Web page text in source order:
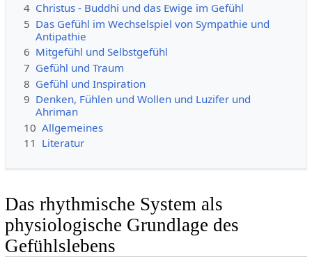
4 Christus - Buddhi und das Ewige im Gefühl
5 Das Gefühl im Wechselspiel von Sympathie und
Antipathie
6 Mitgefühl und Selbstgefühl
7 Gefühl und Traum
8 Gefühl und Inspiration
9 Denken, Fühlen und Wollen und Luzifer und
Ahriman
10 Allgemeines
11 Literatur
Das rhythmische System als
physiologische Grundlage des
Gefühlslebens